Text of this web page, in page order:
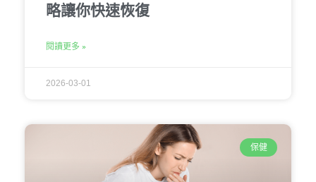
略讓你快速恢復
閱讀更多 »
2026-03-01
保健